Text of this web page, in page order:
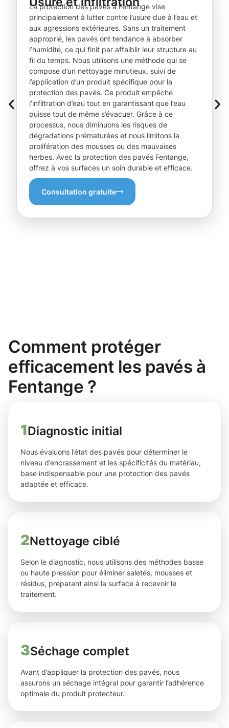
La protection des pavés à Fentange vise
principalement à lutter contre l’usure due à l’eau et
aux agressions extérieures. Sans un traitement
approprié, les pavés ont tendance à absorber
l’humidité, ce qui finit par affaiblir leur structure au
fil du temps. Nous utilisons une méthode qui se
compose d’un nettoyage minutieux, suivi de
l’application d’un produit spécifique pour la
protection des pavés. Ce produit empêche
l’infiltration d’eau tout en garantissant que l’eau
puisse tout de même s’évacuer. Grâce à ce
processus, nous diminuons les risques de
dégradations prématurées et nous limitons la
prolifération des mousses ou des mauvaises
herbes. Avec la protection des pavés Fentange,
offrez à vos surfaces un soin durable et efficace.
Consultation gratuite
Comment protéger
efficacement les pavés à
Fentange ?
1Diagnostic initial
Nous évaluons l’état des pavés pour déterminer le
niveau d’encrassement et les spécificités du matériau,
base indispensable pour une protection des pavés
adaptée et efficace.
2Nettoyage ciblé
Selon le diagnostic, nous utilisons des méthodes basse
ou haute pression pour éliminer saletés, mousses et
résidus, préparant ainsi la surface à recevoir le
traitement.
3Séchage complet
Avant d’appliquer la protection des pavés, nous
assurons un séchage intégral pour garantir l’adhérence
optimale du produit protecteur.